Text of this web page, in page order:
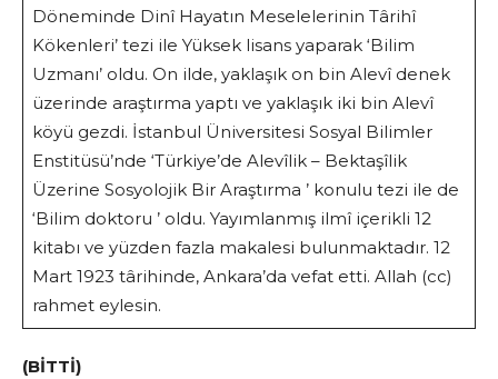
Döneminde Dinî Hayatın Meselelerinin Târihî
Kökenleri’ tezi ile Yüksek lisans yaparak ‘Bilim
Uzmanı’ oldu. On ilde, yaklaşık on bin Alevî denek
üzerinde araştırma yaptı ve yaklaşık iki bin Alevî
köyü gezdi. İstanbul Üniversitesi Sosyal Bilimler
Enstitüsü’nde ‘Türkiye’de Alevîlik – Bektaşîlik
Üzerine Sosyolojik Bir Araştırma ’ konulu tezi ile de
‘Bilim doktoru ’ oldu. Yayımlanmış ilmî içerikli 12
kitabı ve yüzden fazla makalesi bulunmaktadır. 12
Mart 1923 târihinde, Ankara’da vefat etti. Allah (cc)
rahmet eylesin.
(BİTTİ)